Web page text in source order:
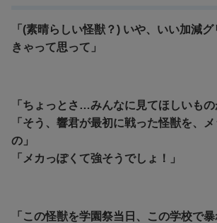
「(素晴らしい怪獣？) いや、いい加減
きゃって思って」
「ちょっとさ…みんなに見てほしいもの
「そう、響君が最初に戦った怪獣を、
の」
「メカっぽくて強そうでしょ！」
「この怪獣を学園祭当日、この学校で暴